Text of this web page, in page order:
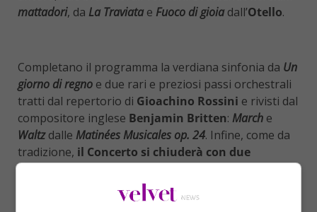
mattadori, da La Traviata e Fuoco di gioia dall’Otello.
Completano il programma la verdiana sinfonia da Un
giorno di regno e due rari e preziosi passi orchestrali
tratti dal repertorio di Gioachino Rossini e rivisti dal
compositore inglese Benjamin Britten: March e
Waltzdalle Matinées Musicales op. 24. Infine, come da
tradizione, il Concerto si chiuderà con due
capisaldi del patrimonio musicale italiano
Va’ pensiero sull’ali doratedalNabucco
Libiam ne’ lieti calici da La Traviata